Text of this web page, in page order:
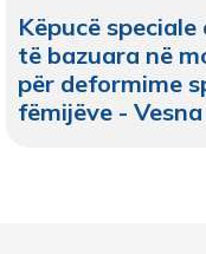
Këpucë
të bazuara në
për deformime
fëmijëve - Vesna